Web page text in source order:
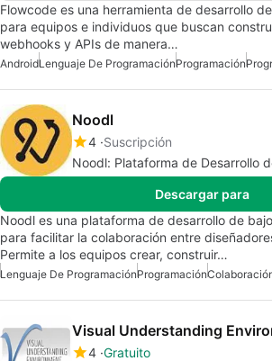
Flowcode es una herramienta de desarrollo
para equipos e individuos que buscan
webhooks y APIs de manera…
AndroidLenguaje De ProgramaciónProgramación
Noodl
4 Suscripción
Noodl: Plataforma de Desarrollo
Descargar para
Noodl es una plataforma de desarrollo de
para facilitar la colaboración entre
Permite a los equipos crear, construir…
Lenguaje De ProgramaciónProgramación
Visual Understanding
4 Gratuito